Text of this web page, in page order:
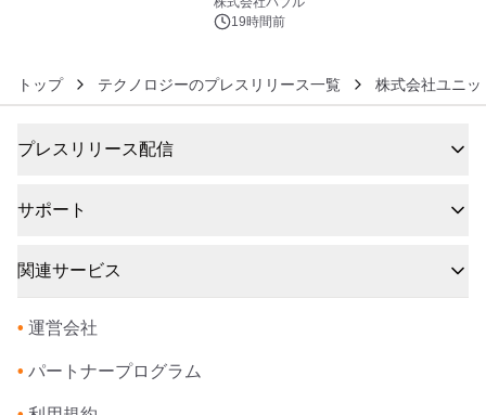
19時間前
トップ テクノロジーのプレスリリース一覧 株式会社ユニッ
プレスリリース配信
サポート
関連サービス
• 運営会社
• パートナープログラム